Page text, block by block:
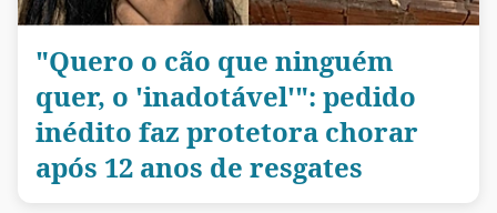
"Quero o cão que ninguém
quer, o 'inadotável'": pedido
inédito faz protetora chorar
após 12 anos de resgates